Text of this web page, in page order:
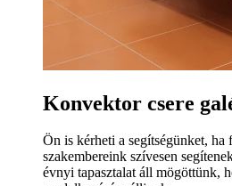
Konvektor csere
Ön is kérheti a segítségünket, ha
szakembereink szívesen
évnyi tapasztalat áll mögöttünk,